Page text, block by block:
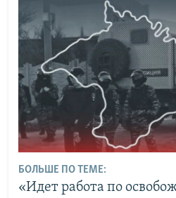
БОЛЬШЕ ПО ТЕМЕ:
«Идет работа по